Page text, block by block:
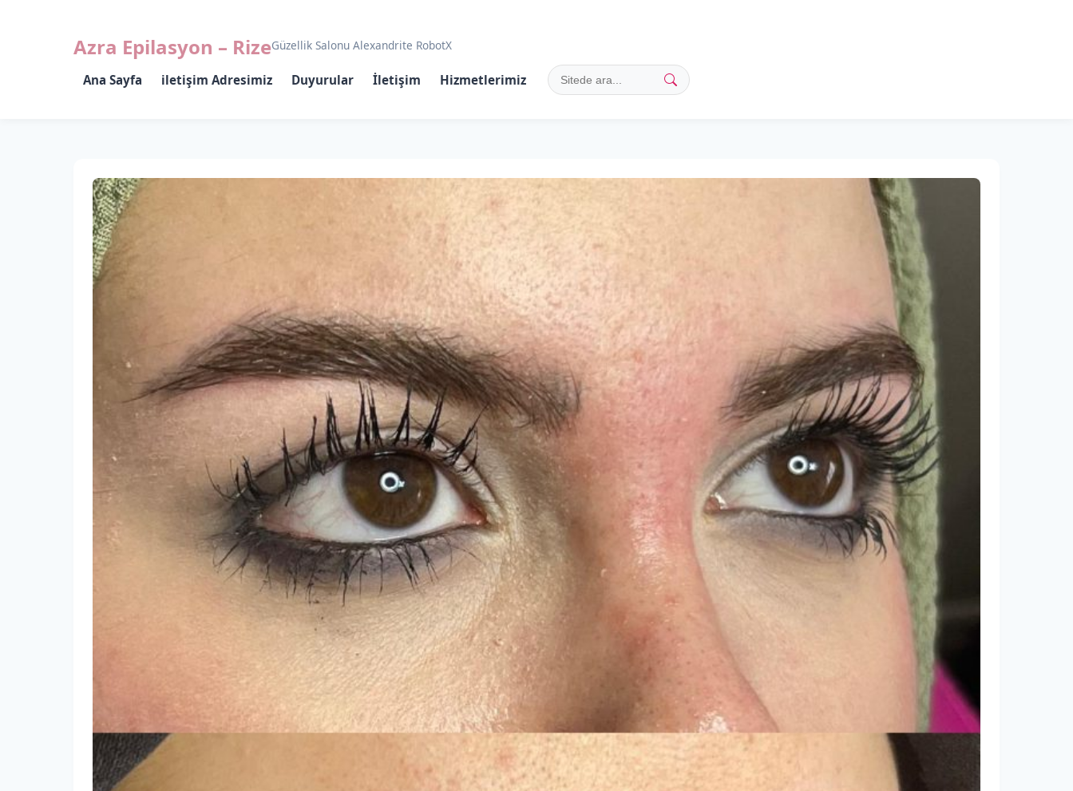
Azra Epilasyon – RizeGüzellik Salonu Alexandrite RobotX
Ana Sayfa iletişim Adresimiz Duyurular İletişim Hizmetlerimiz